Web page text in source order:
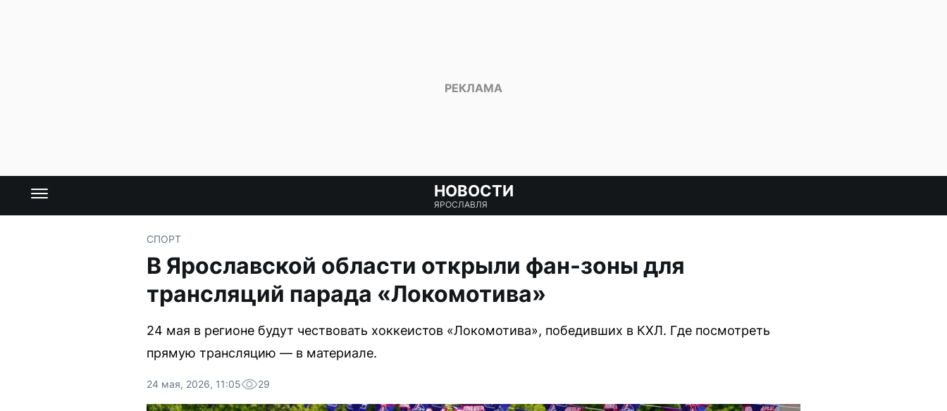
НОВОСТИ
ЯРОСЛАВЛЯ
СПОРТ
В Ярославской области открыли фан-зоны для
трансляций парада «Локомотива»
24 мая в регионе будут чествовать хоккеистов «Локомотива», победивших в КХЛ. Где посмотреть
прямую трансляцию — в материале.
24 мая, 2026, 11:05 29